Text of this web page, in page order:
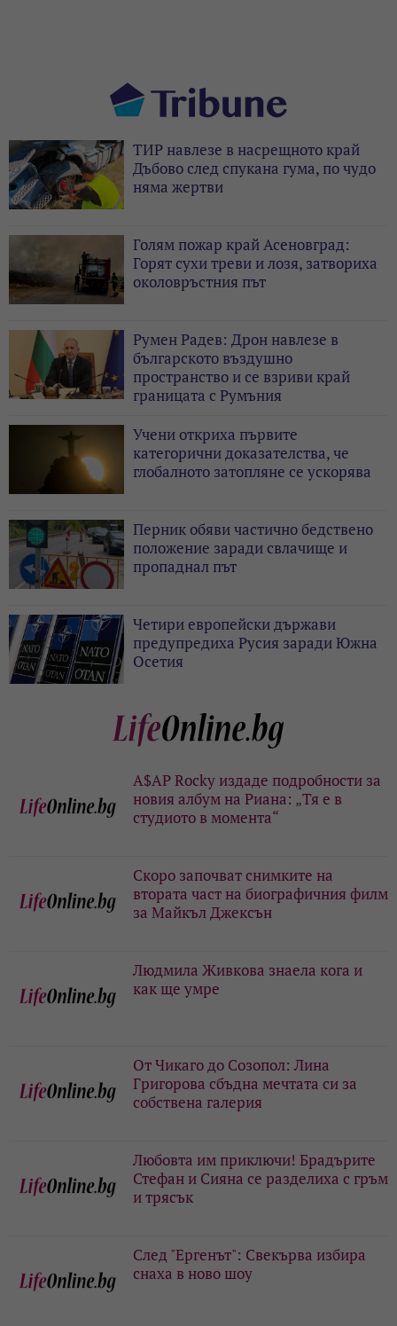
ТИР навлезе в насрещното край
Дъбово след спукана гума, по чудо
няма жертви
Голям пожар край Асеновград:
Горят сухи треви и лозя, затвориха
околовръстния път
Румен Радев: Дрон навлезе в
българското въздушно
пространство и се взриви край
границата с Румъния
Учени откриха първите
категорични доказателства, че
глобалното затопляне се ускорява
Перник обяви частично бедствено
положение заради свлачище и
пропаднал път
Четири европейски държави
предупредиха Русия заради Южна
Осетия
A$AP Rocky издаде подробности за
новия албум на Риана: „Тя е в
студиото в момента“
Скоро започват снимките на
втората част на биографичния филм
за Майкъл Джексън
Людмила Живкова знаела кога и
как ще умре
От Чикаго до Созопол: Лина
Григорова сбъдна мечтата си за
собствена галерия
Любовта им приключи! Брадърите
Стефан и Сияна се разделиха с гръм
и трясък
След "Ергенът": Свекърва избира
снаха в ново шоу